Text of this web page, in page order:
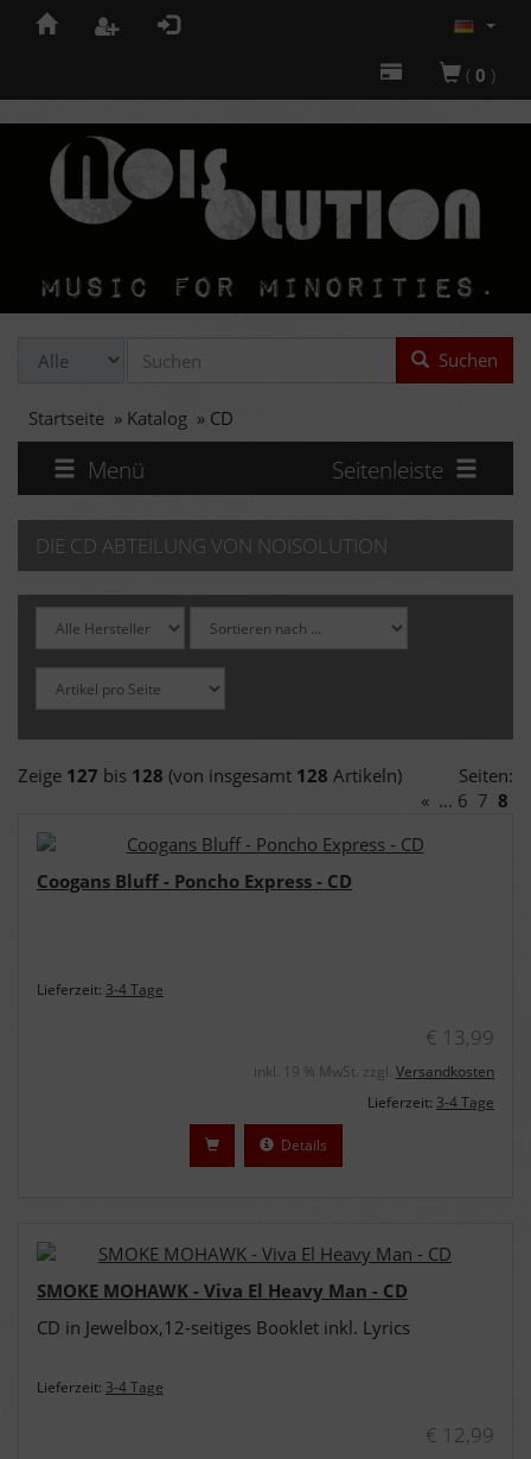
( 0 )
Suchen
Startseite » Katalog » CD
Menü Seitenleiste
DIE CD ABTEILUNG VON NOISOLUTION
Zeige 127 bis 128 (von insgesamt 128 Artikeln)
Seiten:
« ... 6 7 8
Coogans Bluff - Poncho Express - CD
Lieferzeit: 3-4 Tage
€ 13,99
inkl. 19 % MwSt. zzgl. Versandkosten
Lieferzeit: 3-4 Tage
Details
SMOKE MOHAWK - Viva El Heavy Man - CD
CD in Jewelbox,12-seitiges Booklet inkl. Lyrics
Lieferzeit: 3-4 Tage
€ 12,99